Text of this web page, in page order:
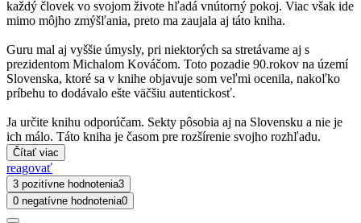
každý človek vo svojom živote hľadá vnútorný pokoj. Viac však ide
mimo môjho zmýšľania, preto ma zaujala aj táto kniha.
Guru mal aj vyššie úmysly, pri niektorých sa stretávame aj s
prezidentom Michalom Kováčom. Toto pozadie 90.rokov na území
Slovenska, ktoré sa v knihe objavuje som veľmi ocenila, nakoľko
príbehu to dodávalo ešte väčšiu autentickosť.
Ja určite knihu odporúčam. Sekty pôsobia aj na Slovensku a nie je
ich málo. Táto kniha je časom pre rozšírenie svojho rozhľadu.
Čítať viac
reagovať
3 pozitívne hodnotenia3
0 negatívne hodnotenia0